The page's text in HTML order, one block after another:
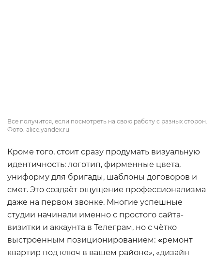
Все получится, если посмотреть на свою работу с разных сторон.
Фото: alice.yandex.ru
Кроме того, стоит сразу продумать визуальную
идентичность: логотип, фирменные цвета,
униформу для бригады, шаблоны договоров и
смет. Это создаёт ощущение профессионализма
даже на первом звонке. Многие успешные
студии начинали именно с простого сайта-
визитки и аккаунта в Телеграм, но с чётко
выстроенным позиционированием: «ремонт
квартир под ключ в вашем районе», «дизайн